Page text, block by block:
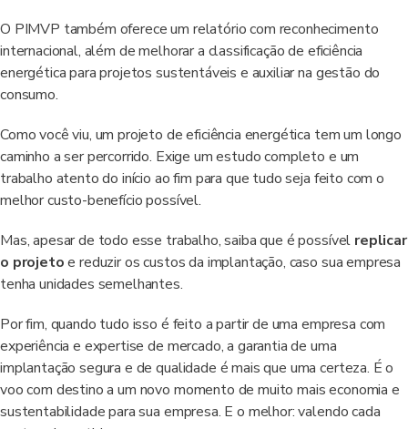
O PIMVP também oferece um relatório com reconhecimento
internacional, além de melhorar a classificação de eficiência
energética para projetos sustentáveis e auxiliar na gestão do
consumo.
Como você viu, um projeto de eficiência energética tem um longo
caminho a ser percorrido. Exige um estudo completo e um
trabalho atento do início ao fim para que tudo seja feito com o
melhor custo-benefício possível.
Mas, apesar de todo esse trabalho, saiba que é possível replicar
o projetoe reduzir os custos da implantação, caso sua empresa
tenha unidades semelhantes.
Por fim, quando tudo isso é feito a partir de uma empresa com
experiência e expertise de mercado, a garantia de uma
implantação segura e de qualidade é mais que uma certeza. É o
voo com destino a um novo momento de muito mais economia e
sustentabilidade para sua empresa. E o melhor: valendo cada